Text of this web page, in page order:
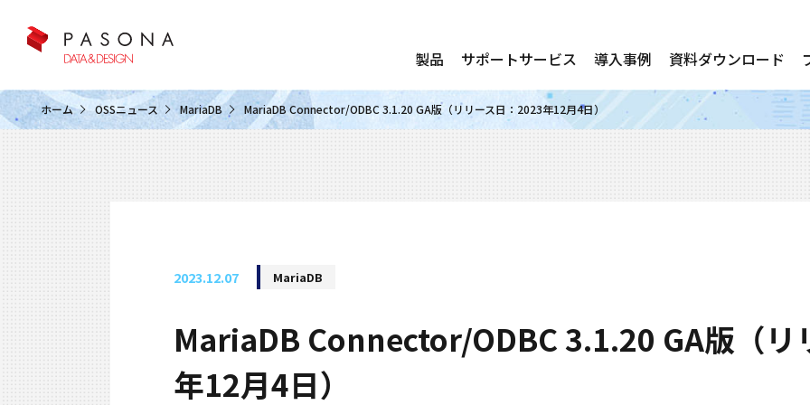
製品 サポートサービス 導入事例 資料ダウンロード
ホーム OSSニュース MariaDB MariaDB Connector/ODBC 3.1.20 GA版（リリース日：2023年12月4日）
2023.12.07 MariaDB
MariaDB Connector/ODBC 3.1.20 GA版（リ
年12月4日）